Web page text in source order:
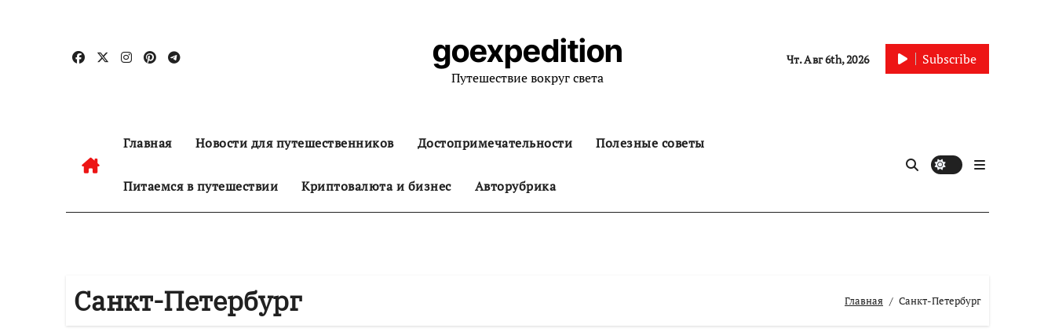
содержанию
goexpedition
Путешествие вокруг света
Чт. Авг 6th, 2026 Subscribe
Главная Новости для путешественников Достопримечательности Полезные советы
Питаемся в путешествии Криптовалюта и бизнес Авторубрика
Санкт-Петербург Главная Санкт-Петербург